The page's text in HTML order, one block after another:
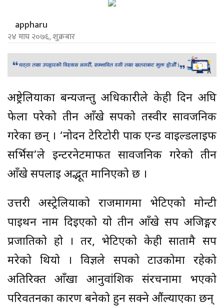
appharu
२४ माघ २०७६, शुक्रबार
अष्ट्रेलियाका बन्यजन्तु अधिकारीले केही दिन अघि
फेला परेको तीन आँखे सर्पको तस्वीर सार्वजनिक
गरेका छन् । ‘नोर्दन टेरिटोरी पार्क एन्ड वाइल्डलाइफ
सर्भिस’ले इन्टरनेटमार्फत सार्वजनिक गरेको तीन
आँखे सर्पलाई अद्भूत मानिएको छ ।
उत्तरी अस्ट्रेलियाको राजमार्गमा भेटिएको मोन्टी
पाइथन नाम दिइएको यो तीन आँखे सर्प अजिङ्गर
प्रजातिको हो । तर, भेटिएको केही सातामै सर्प
मरेको थियो । विज्ञले सर्पको टाउकोमा रहेको
अतिरिक्त आँखा आनुवांशिक संरचनामा भएको
परिवर्तनका कारण बनेको हुन सक्ने औंल्याएका छन्